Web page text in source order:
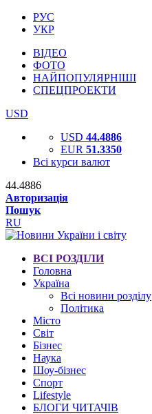
РУС
УКР
ВІДЕО
ФОТО
НАЙПОПУЛЯРНІШІ
СПЕЦПРОЕКТИ
USD
USD 44.4886
EUR 51.3350
Всі курси валют
44.4886
Авторизація
Пошук
RU
ВСІ РОЗДІЛИ
Головна
Україна
Всі новини розділу
Політика
Місто
Світ
Бізнес
Наука
Шоу-бізнес
Спорт
Lifestyle
БЛОГИ ЧИТАЧІВ